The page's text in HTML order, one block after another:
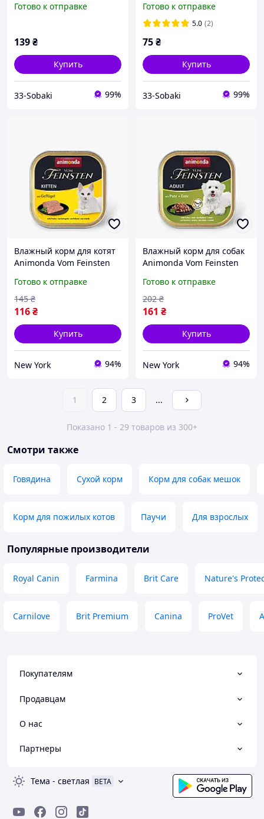
Beef с говядиной 200 г
Готово к отправке
139₴
Купить
33-Sobaki 99%
Seafood с курицей и
морепродуктами 100 г
Готово к отправке
5.0 (2)
75₴
Купить
33-Sobaki 99%
Влажный корм для котят
Animonda Vom Feinsten
птицей 100 г
Готово к отправке
116₴
145 ₴
Купить
New York 94%
Влажный корм для собак
Animonda Vom Feinsten
индейкой и уткой 150 г
Готово к отправке
161 ₴
202 ₴
Купить
New York 94%
1 2 3 ...
Показано 1 - 29 товаров из 300+
Смотри также
Говядина Сухой корм Корм для собак мешок
Корм для пожилых котов Паучи Для взрослых
Популярные производители
Royal Canin Farmina Brit Care Nature's
Carnilove Brit Premium Canina ProVet
Покупателям
Продавцам
О нас
Партнеры
Тема - светлая BETA